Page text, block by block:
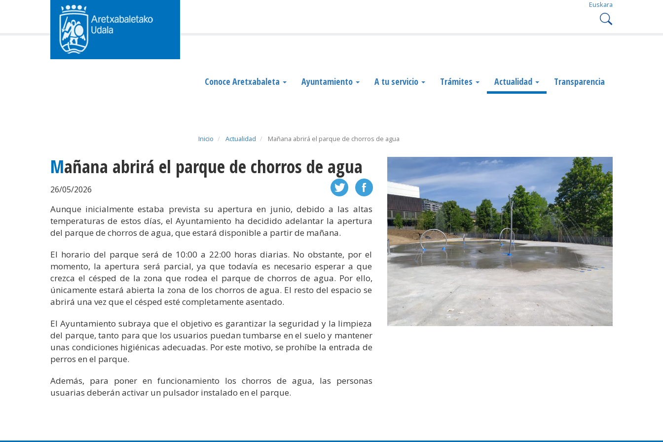
Euskara
Conoce Aretxabaleta Ayuntamiento A tu servicio Trámites Actualidad Transparencia
Inicio Actualidad Mañana abrirá el parque de chorros de agua
Mañana abrirá el parque de chorros de agua
26/05/2026
Aunque inicialmente estaba prevista su apertura en junio, debido a las altas
temperaturas de estos días, el Ayuntamiento ha decidido adelantar la apertura
del parque de chorros de agua, que estará disponible a partir de mañana.
El horario del parque será de 10:00 a 22:00 horas diarias. No obstante, por el
momento, la apertura será parcial, ya que todavía es necesario esperar a que
crezca el césped de la zona que rodea el parque de chorros de agua. Por ello,
únicamente estará abierta la zona de los chorros de agua. El resto del espacio se
abrirá una vez que el césped esté completamente asentado.
El Ayuntamiento subraya que el objetivo es garantizar la seguridad y la limpieza
del parque, tanto para que los usuarios puedan tumbarse en el suelo y mantener
unas condiciones higiénicas adecuadas. Por este motivo, se prohíbe la entrada de
perros en el parque.
Además, para poner en funcionamiento los chorros de agua, las personas
usuarias deberán activar un pulsador instalado en el parque.